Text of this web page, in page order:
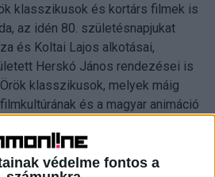
védelme fontos a
klasszikusok és kortárs filmek is
az idén 80. születésnapjukat
és Koltai Lajos alkotásai,
Herskó János rendezései is
klasszikusok, melyek máig
és a magyar animáció
a Misi Mókus kalandjai, Az
négy lelke.